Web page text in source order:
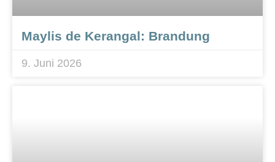
Maylis de Kerangal: Brandung
9. Juni 2026